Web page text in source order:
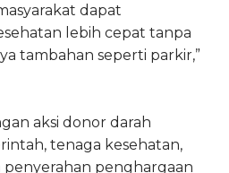
dapat
lebih cepat tanpa
tambahan seperti parkir,”
aksi donor darah
tenaga kesehatan,
penyerahan penghargaan